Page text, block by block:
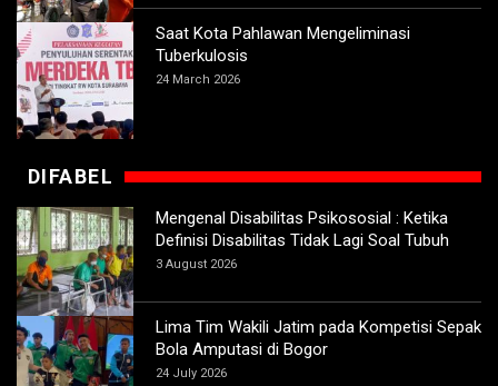
Saat Kota Pahlawan Mengeliminasi
Tuberkulosis
24 March 2026
DIFABEL
Mengenal Disabilitas Psikososial : Ketika
Definisi Disabilitas Tidak Lagi Soal Tubuh
3 August 2026
Lima Tim Wakili Jatim pada Kompetisi Sepak
Bola Amputasi di Bogor
24 July 2026